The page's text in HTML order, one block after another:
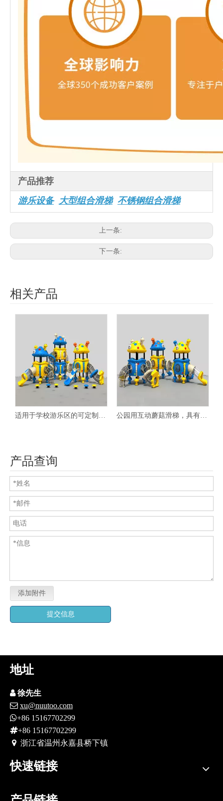
产品推荐
游乐设备
大型组合滑梯 不锈钢组合滑梯
上一条:
下一条:
相关产品
产品查询
添加附件
提交信息
地址
 徐先生
 xu@nuutoo.com
+86 15167702299
+86 15167702299
 浙江省温州永嘉县桥下镇
快速链接